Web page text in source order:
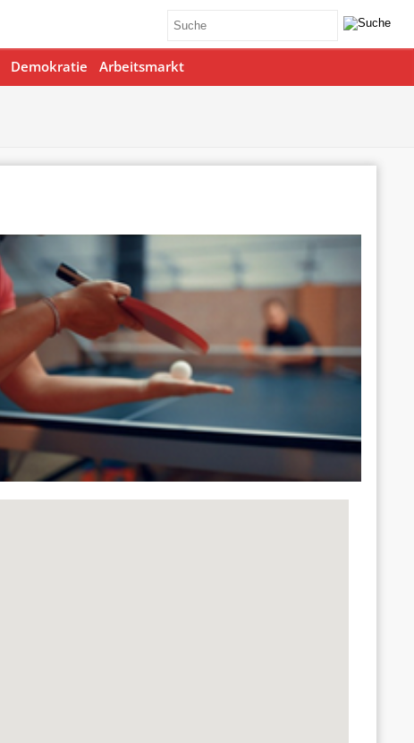
Demokratie Arbeitsmarkt
Office 365 Outlook Live